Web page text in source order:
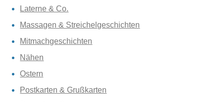
Laterne & Co.
Massagen & Streichelgeschichten
Mitmachgeschichten
Nähen
Ostern
Postkarten & Grußkarten